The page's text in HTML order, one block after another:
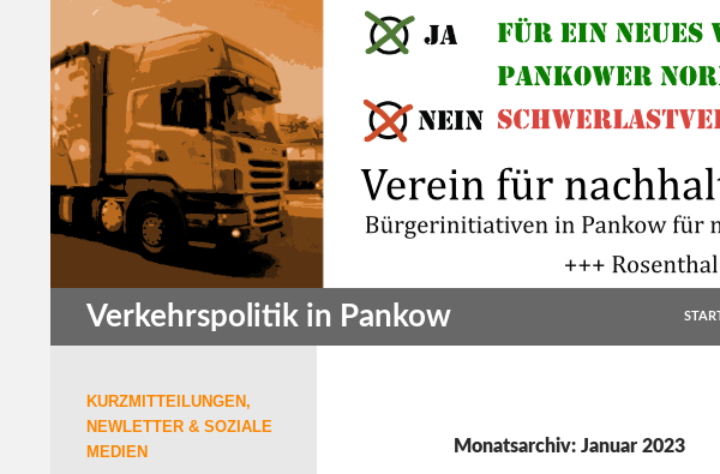
springen
Verkehrspolitik in Pankow
Suchen
Monatsarchiv: Januar 2023
KURZMITTEILUNGEN,
NEWLETTER & SOZIALE
MEDIEN